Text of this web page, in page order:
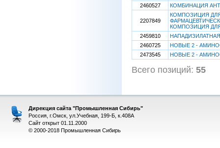
2460527
КОМБИНАЦИЯ
2207849
КОМПОЗИЦИЯ
КОМПОЗИЦИЯ
2459810
2460725
НОВЫЕ 2 -
2473545
НОВЫЕ 2 -
Всего позиций: 55
Дирекция сайта "Промышленная Сибирь"
Россия, г.Омск, ул.Учебная, 199-Б, к.408А
Сайт открыт 01.11.2000
© 2000-2018 Промышленная Сибирь